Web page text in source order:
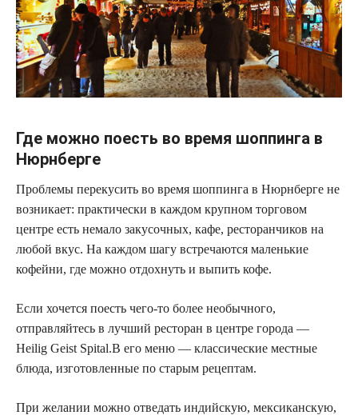
Где можно поесть во время шоппинга в
Нюрнберге
Проблемы перекусить во время шоппинга в Нюрнберге не
возникает: практически в каждом крупном торговом
центре есть немало закусочных, кафе, ресторанчиков на
любой вкус. На каждом шагу встречаются маленькие
кофейни, где можно отдохнуть и выпить кофе.
Если хочется поесть чего-то более необычного,
отправляйтесь в лучший ресторан в центре города —
Heilig Geist Spital.В его меню — классические местные
блюда, изготовленные по старым рецептам.
При желании можно отведать индийскую, мексиканскую,